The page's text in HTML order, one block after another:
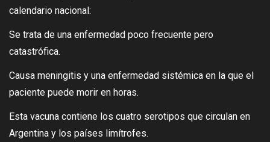
calendario nacional:
Se trata de una enfermedad poco frecuente pero
catastrófica.
Causa meningitis y una enfermedad sistémica en la que el
paciente puede morir en horas.
Esta vacuna contiene los cuatro serotipos que circulan en
Argentina y los países limítrofes.